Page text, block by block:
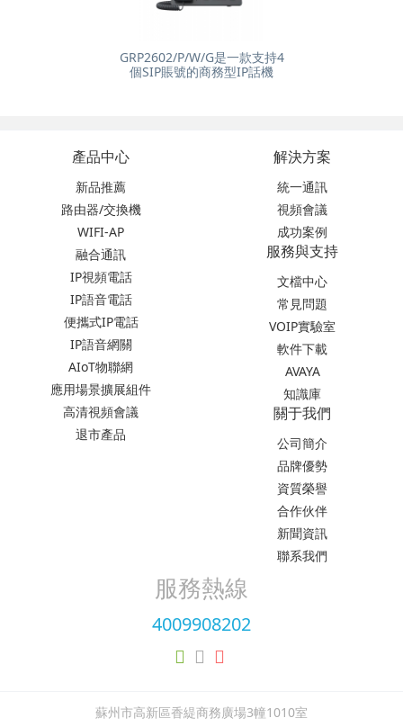
GRP2602/P/W/G是一款支持4
個SIP賬號的商務型IP話機
產品中心
新品推薦
路由器/交換機
WIFI-AP
融合通訊
IP視頻電話
IP語音電話
便攜式IP電話
IP語音網關
AIoT物聯網
應用場景擴展組件
高清視頻會議
退市產品
解決方案
統一通訊
視頻會議
成功案例
服務與支持
文檔中心
常見問題
VOIP實驗室
軟件下載
AVAYA
知識庫
關于我們
公司簡介
品牌優勢
資質榮譽
合作伙伴
新聞資訊
聯系我們
服務熱線
4009908202
蘇州市高新區香緹商務廣場3幢1010室